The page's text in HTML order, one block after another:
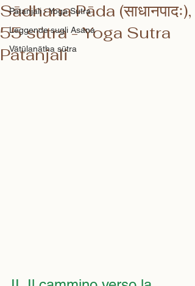
Patanjali - Yoga Sutra
Leggende sugli Asana
Vātūlanātha sūtra
Sādhana Pāda (साधानपादः),
55 sūtra - Yoga Sutra
Patanjali